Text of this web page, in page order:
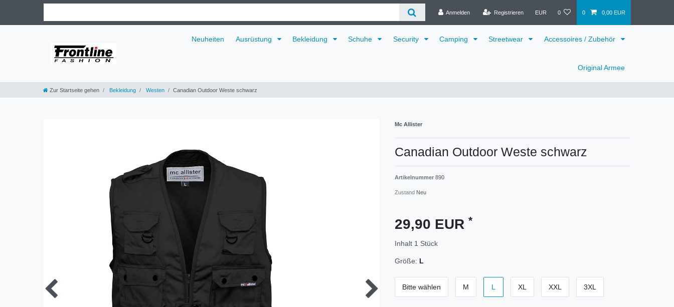
Anmelden Registrieren EUR 0 0 0,00 EUR
Neuheiten Ausrüstung Bekleidung Schuhe Security Camping Streetwear Accessoires / Zubehör
Original Armee
Zur Startseite gehen Bekleidung Westen Canadian Outdoor Weste schwarz
Mc Allister
Canadian Outdoor Weste schwarz
Artikelnummer 890
Zustand Neu
29,90 EUR *
Inhalt 1 Stück
Größe: L
Bitte wählen M L XL XXL 3XL